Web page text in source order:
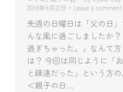
2018年6月22日
Leave a comment
先週の日曜日は「父の日
んな風に過ごしましたか
過ぎちゃった。」なんて
は？ 今回は同じように「
と疎遠だった」という方の
＜親子の日…